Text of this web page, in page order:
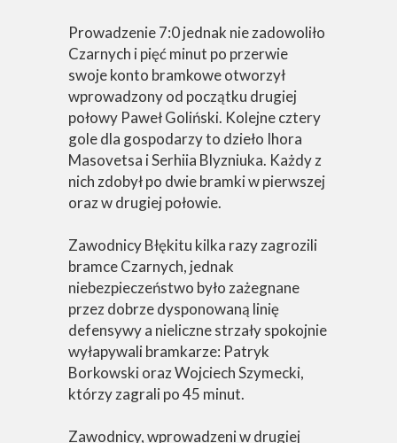
Prowadzenie 7:0 jednak nie zadowoliło
Czarnych i pięć minut po przerwie
swoje konto bramkowe otworzył
wprowadzony od początku drugiej
połowy Paweł Goliński. Kolejne cztery
gole dla gospodarzy to dzieło Ihora
Masovetsa i Serhiia Blyzniuka. Każdy z
nich zdobył po dwie bramki w pierwszej
oraz w drugiej połowie.
Zawodnicy Błękitu kilka razy zagrozili
bramce Czarnych, jednak
niebezpieczeństwo było zażegnane
przez dobrze dysponowaną linię
defensywy a nieliczne strzały spokojnie
wyłapywali bramkarze: Patryk
Borkowski oraz Wojciech Szymecki,
którzy zagrali po 45 minut.
Zawodnicy, wprowadzeni w drugiej